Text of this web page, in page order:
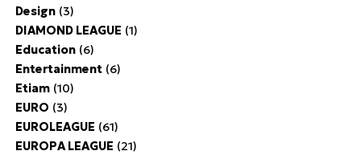
Design(3)
DIAMOND LEAGUE (1)
Education(6)
Entertainment(6)
Etiam(10)
EURO (3)
EUROLEAGUE (61)
EUROPA LEAGUE (21)